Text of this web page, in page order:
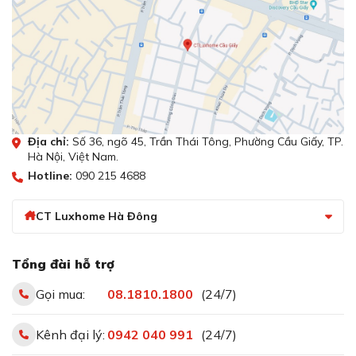
Tính năng Extra Kurz sấy nhanh 2kg trong 40 phút
Chương trình sấy nhanh phù hợp với những người cần
AllergyPlus
Địa chỉ: Số 36, ngõ 45, Trần Thái Tông, Phường Cầu Giấy, TP.
Hà Nội, Việt Nam.
Hotline: 090 215 4688
CT Luxhome Hà Đông
Tổng đài hỗ trợ
Gọi mua:
08.1810.1800 (24/7)
Kênh đại lý: 0942 040 991 (24/7)